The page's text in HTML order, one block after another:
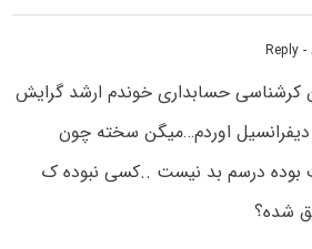
- Reply
کرشناسی حسابداری خوندم ارشد گرایش
دیفرانسیل اوردم…میگن سخته چون
بوده درسم بد نیست ..کسی نبوده ک
شده؟